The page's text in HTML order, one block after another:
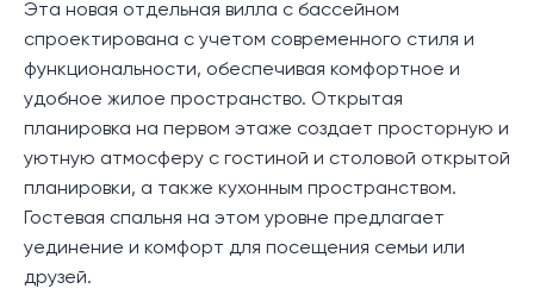
Эта новая отдельная вилла с бассейном
спроектирована с учетом современного стиля и
функциональности, обеспечивая комфортное и
удобное жилое пространство. Открытая
планировка на первом этаже создает просторную и
уютную атмосферу с гостиной и столовой открытой
планировки, а также кухонным пространством.
Гостевая спальня на этом уровне предлагает
уединение и комфорт для посещения семьи или
друзей.